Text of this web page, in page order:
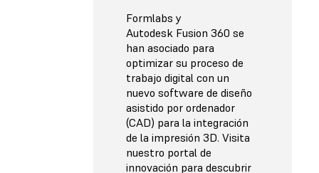
Formlabs y
Autodesk Fusion 360 se
han asociado para
optimizar su proceso de
trabajo digital con un
nuevo software de diseño
asistido por ordenador
(CAD) para la integración
de la impresión 3D. Visita
nuestro portal de
innovación para descubrir